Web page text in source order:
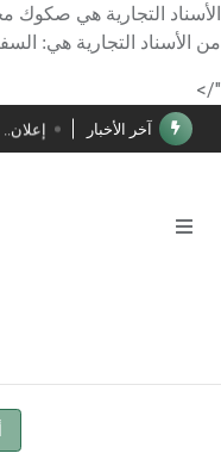
الأسناد التجارية هي صكوك
من الأسناد التجارية هي:
"/>
آخر الأخبار إعلان..
فوز
أ